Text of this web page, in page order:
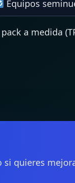
Equipos
a medida
quieres